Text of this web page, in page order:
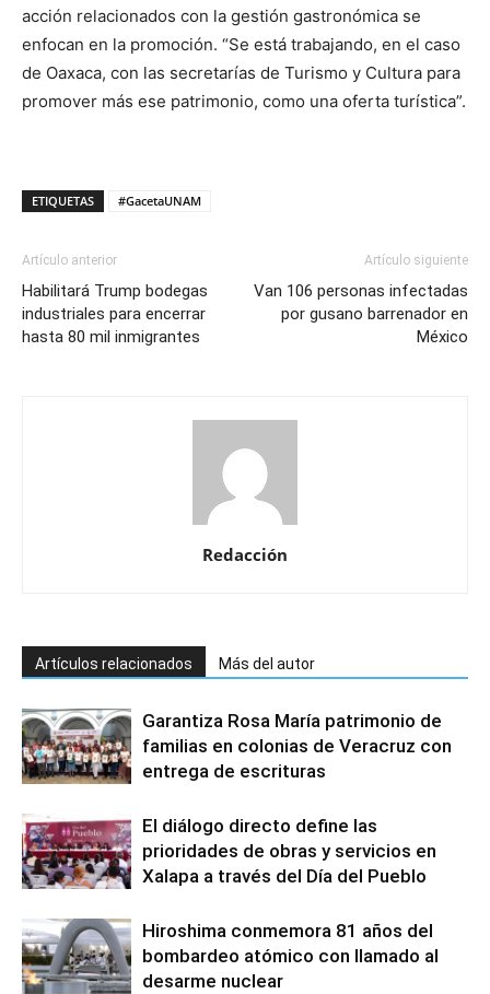
acción relacionados con la gestión gastronómica se
enfocan en la promoción. “Se está trabajando, en el caso
de Oaxaca, con las secretarías de Turismo y Cultura para
promover más ese patrimonio, como una oferta turística”.
ETIQUETAS #GacetaUNAM
Artículo anterior
Habilitará Trump bodegas
industriales para encerrar
hasta 80 mil inmigrantes
Artículo siguiente
Van 106 personas infectadas
por gusano barrenador en
México
Redacción
Artículos relacionados Más del autor
Garantiza Rosa María patrimonio de
familias en colonias de Veracruz con
entrega de escrituras
El diálogo directo define las
prioridades de obras y servicios en
Xalapa a través del Día del Pueblo
Hiroshima conmemora 81 años del
bombardeo atómico con llamado al
desarme nuclear